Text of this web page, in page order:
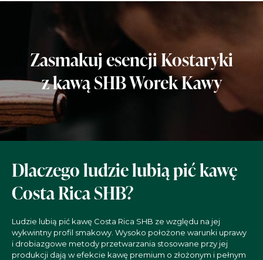
Zasmakuj esencji Kostaryki
z kawą SHB Worek Kawy
Dlaczego ludzie lubią pić kawę
Costa Rica SHB?
Ludzie lubią pić kawę Costa Rica SHB ze względu na jej
wykwintny profil smakowy. Wysoko położone warunki uprawy
i drobiazgowe metody przetwarzania stosowane przy jej
produkcji dają w efekcie kawę premium o złożonym i pełnym